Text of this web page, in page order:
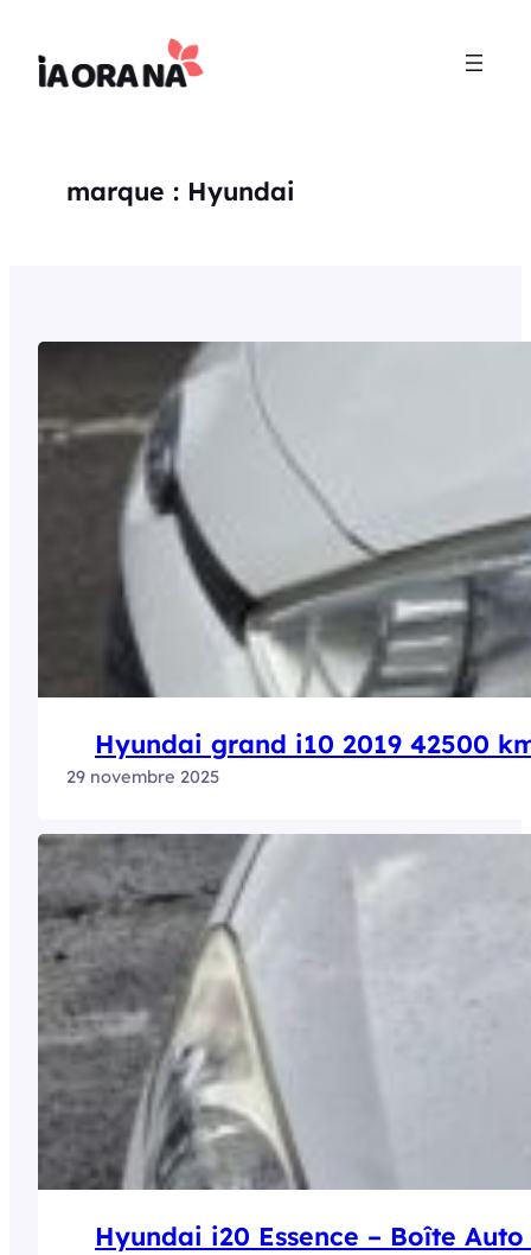
contenu
marque : Hyundai
Hyundai grand i10 2019 42500
29 novembre 2025
Hyundai i20 Essence – Boîte